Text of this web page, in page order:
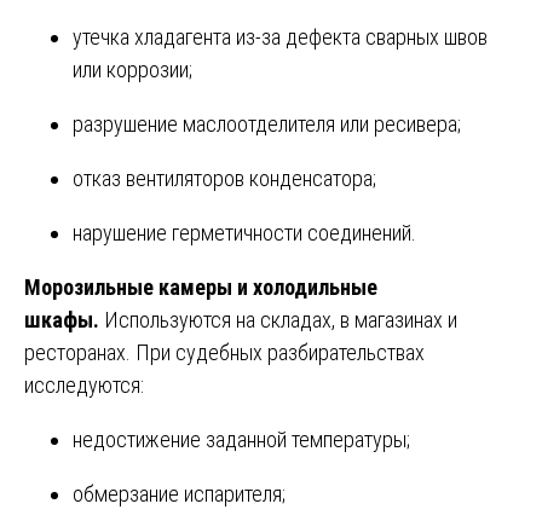
утечка хладагента из-за дефекта сварных швов
или коррозии;
разрушение маслоотделителя или ресивера;
отказ вентиляторов конденсатора;
нарушение герметичности соединений.
Морозильные камеры и холодильные
шкафы. Используются на складах, в магазинах и
ресторанах. При судебных разбирательствах
исследуются:
недостижение заданной температуры;
обмерзание испарителя;